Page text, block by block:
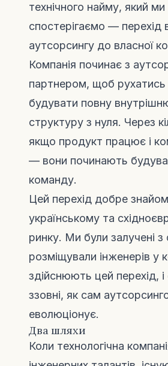
технічного найму, який ми
спостерігаємо — перехід
аутсорсингу до власної
Компанія починає з
партнером, щоб рухатись
будувати повну
структуру з нуля. Через
якщо продукт працює і
— вони починають
команду.
Цей перехід добре
українському та
ринку. Ми були залучені з
розміщували інженерів у
здійснюють цей перехід, і
ззовні, як сам
еволюціонує.
Два шляхи
Коли технологічна